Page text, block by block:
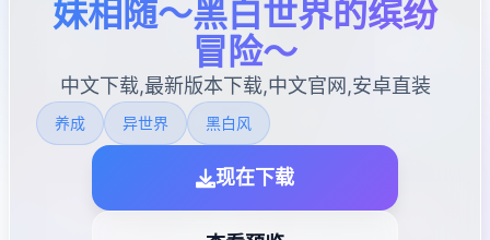
妹相随～黑白世界的缤纷
冒险～
中文下载,最新版本下载,中文官网,安卓直装
养成 异世界 黑白风
现在下载